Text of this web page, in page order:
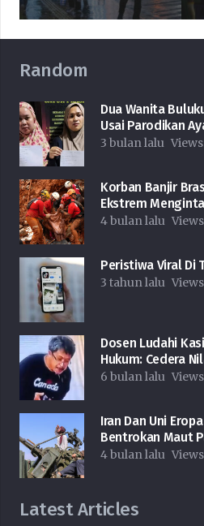
Random
Dua Wanita
Usai Parodikan
3 bulan lalu
Korban Banjir
Ekstrem
4 bulan lalu
Peristiwa Viral Di
3 tahun lalu
Dosen Ludahi
Hukum: Cedera
6 bulan lalu
Iran Dan Uni
Bentrokan Maut
4 bulan lalu
Latest Articles